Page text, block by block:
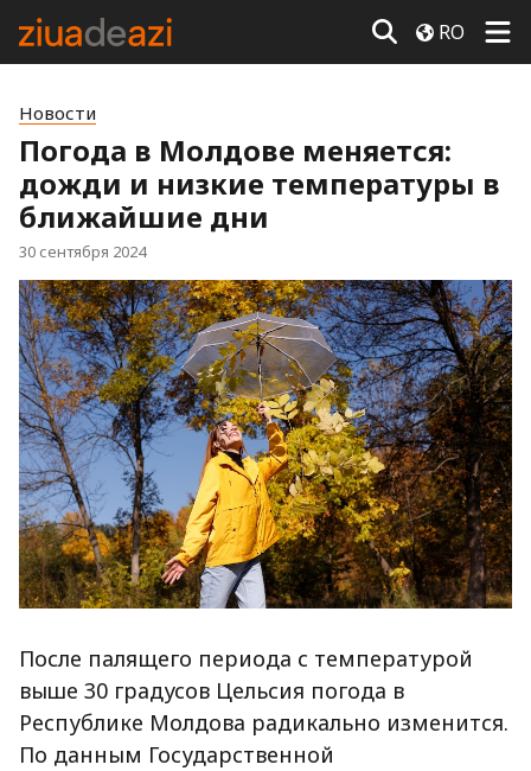
RO
Новости
Погода в Молдове меняется:
дожди и низкие температуры в
ближайшие дни
30 сентября 2024
После палящего периода с температурой
выше 30 градусов Цельсия погода в
Республике Молдова радикально изменится.
По данным Государственной